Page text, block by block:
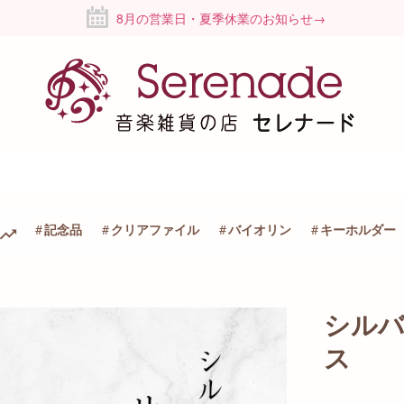
8月の営業日・夏季休業のお知らせ→
記念品 クリアファイル バイオリン キーホルダー
シル
ス